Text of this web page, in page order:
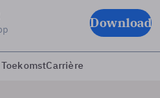
Download
Carrière